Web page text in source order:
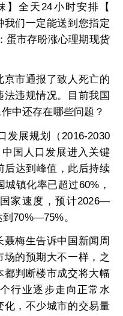
】全天24小时安排【
们一定能送到您指定
蛋市存盼涨心理期现货
市通报了致人死亡的
违规情况。目前我国
中还存在哪些问题？
展规划（2016-2030
国人口发展进入关键
后达到峰值，此后持续
镇化率已超过60%，
家速度，预计2026—
70%—75%。
梅生告诉中国新闻周
的预期大不一样，之
判断楼市成交将大幅
行业逐步走向正常水
化，不少城市的交易量